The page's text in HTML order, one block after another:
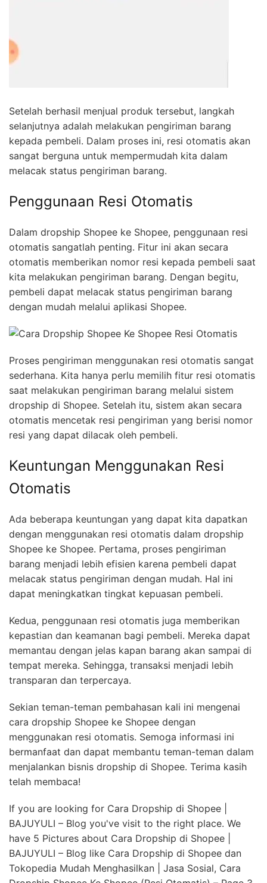
Setelah berhasil menjual produk tersebut, langkah
selanjutnya adalah melakukan pengiriman barang
kepada pembeli. Dalam proses ini, resi otomatis akan
sangat berguna untuk mempermudah kita dalam
melacak status pengiriman barang.
Penggunaan Resi Otomatis
Dalam dropship Shopee ke Shopee, penggunaan resi
otomatis sangatlah penting. Fitur ini akan secara
otomatis memberikan nomor resi kepada pembeli saat
kita melakukan pengiriman barang. Dengan begitu,
pembeli dapat melacak status pengiriman barang
dengan mudah melalui aplikasi Shopee.
Proses pengiriman menggunakan resi otomatis sangat
sederhana. Kita hanya perlu memilih fitur resi otomatis
saat melakukan pengiriman barang melalui sistem
dropship di Shopee. Setelah itu, sistem akan secara
otomatis mencetak resi pengiriman yang berisi nomor
resi yang dapat dilacak oleh pembeli.
Keuntungan Menggunakan Resi
Otomatis
Ada beberapa keuntungan yang dapat kita dapatkan
dengan menggunakan resi otomatis dalam dropship
Shopee ke Shopee. Pertama, proses pengiriman
barang menjadi lebih efisien karena pembeli dapat
melacak status pengiriman dengan mudah. Hal ini
dapat meningkatkan tingkat kepuasan pembeli.
Kedua, penggunaan resi otomatis juga memberikan
kepastian dan keamanan bagi pembeli. Mereka dapat
memantau dengan jelas kapan barang akan sampai di
tempat mereka. Sehingga, transaksi menjadi lebih
transparan dan terpercaya.
Sekian teman-teman pembahasan kali ini mengenai
cara dropship Shopee ke Shopee dengan
menggunakan resi otomatis. Semoga informasi ini
bermanfaat dan dapat membantu teman-teman dalam
menjalankan bisnis dropship di Shopee. Terima kasih
telah membaca!
If you are looking for Cara Dropship di Shopee |
BAJUYULI – Blog you've visit to the right place. We
have 5 Pictures about Cara Dropship di Shopee |
BAJUYULI – Blog like Cara Dropship di Shopee dan
Tokopedia Mudah Menghasilkan | Jasa Sosial, Cara